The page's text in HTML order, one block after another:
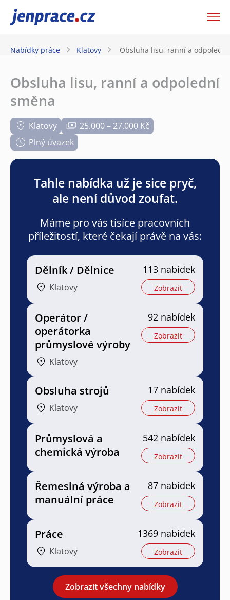
JenPráce.cz
Nabídky práce Klatovy Obsluha lisu, ranní a
Obsluha lisu, ranní a odpolední
směna
Klatovy
25.000 – 27.000 Kč
Plný úvazek
Tahle nabídka už je sice pryč,
ale není důvod zoufat.
Máme pro vás tisíce pracovních
příležitostí, které čekají právě na vás:
Dělník / Dělnice
Klatovy
113 nabídek
Zobrazit
Operátor /
operátorka
průmyslové výroby
Klatovy
92 nabídek
Zobrazit
Obsluha strojů
Klatovy
17 nabídek
Zobrazit
Průmyslová a
chemická výroba
542 nabídek
Zobrazit
Řemeslná výroba a
manuální práce
87 nabídek
Zobrazit
Práce
Klatovy
1369 nabídek
Zobrazit
Zobrazit všechny nabídky